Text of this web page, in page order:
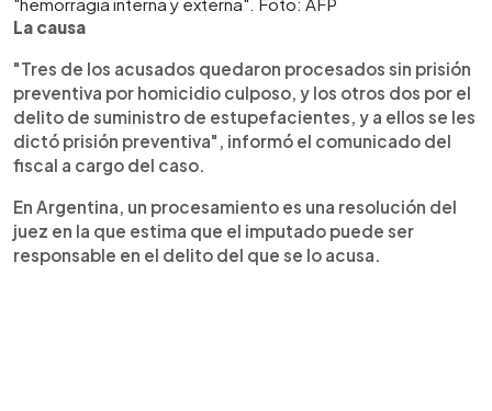
La causa
"Tres de los acusados quedaron procesados sin prisión
preventiva por homicidio culposo, y los otros dos por el
delito de suministro de estupefacientes, y a ellos se les
dictó prisión preventiva", informó el comunicado del
fiscal a cargo del caso.
En Argentina, un procesamiento es una resolución del
juez en la que estima que el imputado puede ser
responsable en el delito del que se lo acusa.